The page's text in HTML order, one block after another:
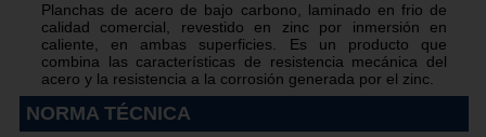
Planchas de acero de bajo carbono, laminado en frio de
calidad comercial, revestido en zinc por inmersión en
caliente, en ambas superficies. Es un producto que
combina las características de resistencia mecánica del
acero y la resistencia a la corrosión generada por el zinc.
NORMA TÉCNICA